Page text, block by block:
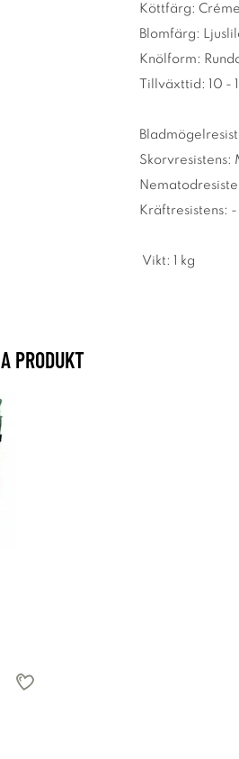
Köttfärg: Créme
Blomfärg:
Knölform:
Tillväxttid: 10 -
Skorvresistens:
Kräftresistens: -
Vikt: 1 kg
PRODUKT